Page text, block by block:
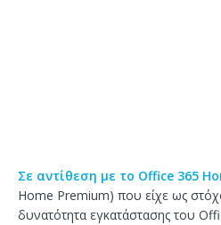
Σε αντίθεση με το Office 365
Home Premium) που είχε ως
δυνατότητα εγκατάστασης του